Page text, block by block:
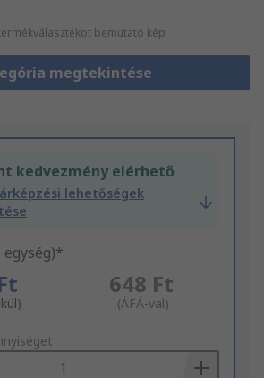
bemutató kép
megtekintése
kedvezmény elérhető
lehetőségek
egység)*
648 Ft
(ÁFÁ-val)